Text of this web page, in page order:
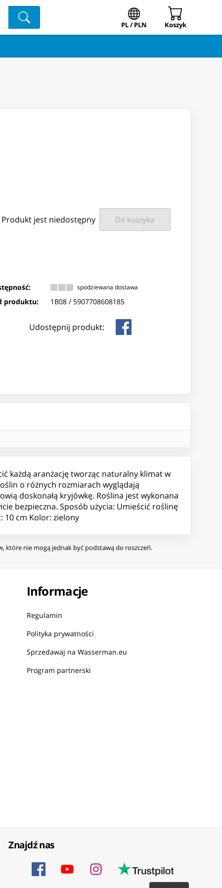
PL / PLN Koszyk
Produkt jest niedostępny Do koszyka
spodziewana dostawa
produktu: 1B08 / 5907708608185
Udostępnij produkt:
każdą aranżację tworząc naturalny klimat w
o różnych rozmiarach wyglądają
doskonałą kryjówkę. Roślina jest wykonana
bezpieczna. Sposób użycia: Umieścić roślinę
10 cm Kolor: zielony
które nie mogą jednak być podstawą do roszczeń.
Informacje
Regulamin
Polityka prywatności
Sprzedawaj na Wasserman.eu
Program partnerski
Znajdź nas